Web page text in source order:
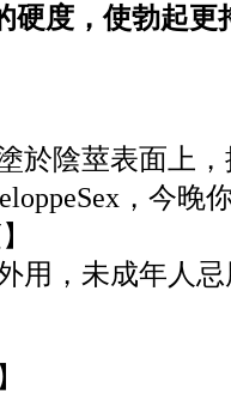
硬度，使勃起更
於陰莖表面上
，今晚
用，未成年人